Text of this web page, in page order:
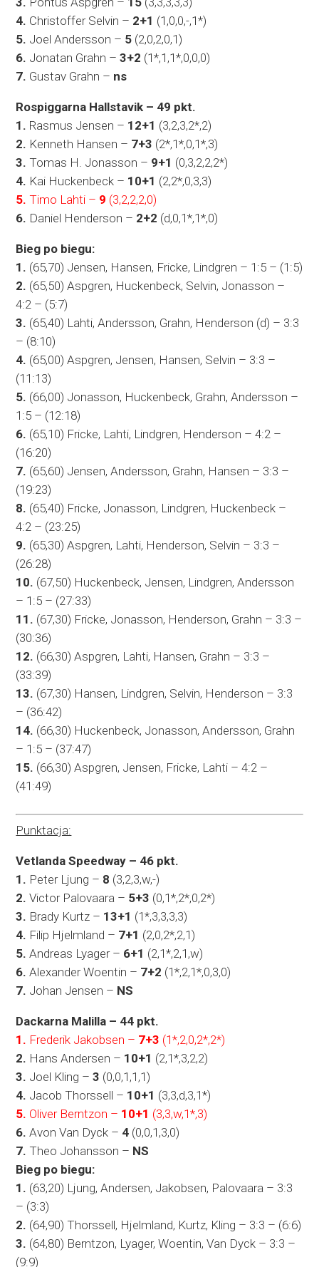
4. Christoffer Selvin – 2+1 (1,0,0,-,1*)
5. Joel Andersson – 5 (2,0,2,0,1)
6. Jonatan Grahn –3+2 (1*,1,1*,0,0,0)
7. Gustav Grahn – ns
Rospiggarna Hallstavik – 49 pkt.
1. Rasmus Jensen – 12+1 (3,2,3,2*,2)
2. Kenneth Hansen – 7+3 (2*,1*,0,1*,3)
3. Tomas H. Jonasson – 9+1 (0,3,2,2,2*)
4. Kai Huckenbeck – 10+1 (2,2*,0,3,3)
5. Timo Lahti – 9 (3,2,2,2,0)
6. Daniel Henderson – 2+2 (d,0,1*,1*,0)
Bieg po biegu:
1. (65,70) Jensen, Hansen, Fricke, Lindgren – 1:5 – (1:5)
2. (65,50) Aspgren, Huckenbeck, Selvin, Jonasson –
4:2 – (5:7)
3. (65,40) Lahti, Andersson, Grahn, Henderson (d) – 3:3
– (8:10)
4. (65,00) Aspgren, Jensen, Hansen, Selvin – 3:3 –
(11:13)
5. (66,00) Jonasson, Huckenbeck, Grahn, Andersson –
1:5 – (12:18)
6. (65,10) Fricke, Lahti, Lindgren, Henderson – 4:2 –
(16:20)
7. (65,60) Jensen, Andersson, Grahn, Hansen – 3:3 –
(19:23)
8. (65,40) Fricke, Jonasson, Lindgren, Huckenbeck –
4:2 – (23:25)
9. (65,30) Aspgren, Lahti, Henderson, Selvin – 3:3 –
(26:28)
10. (67,50) Huckenbeck, Jensen, Lindgren, Andersson
– 1:5 – (27:33)
11. (67,30) Fricke, Jonasson, Henderson, Grahn – 3:3 –
(30:36)
12. (66,30) Aspgren, Lahti, Hansen, Grahn – 3:3 –
(33:39)
13. (67,30) Hansen, Lindgren, Selvin, Henderson – 3:3
– (36:42)
14. (66,30) Huckenbeck, Jonasson, Andersson, Grahn
– 1:5 – (37:47)
15. (66,30) Aspgren, Jensen, Fricke, Lahti – 4:2 –
(41:49)
Punktacja:
Vetlanda Speedway – 46 pkt.
1. Peter Ljung – 8 (3,2,3,w,-)
2. Victor Palovaara – 5+3 (0,1*,2*,0,2*)
3. Brady Kurtz – 13+1 (1*,3,3,3,3)
4. Filip Hjelmland – 7+1 (2,0,2*,2,1)
5. Andreas Lyager – 6+1 (2,1*,2,1,w)
6. Alexander Woentin – 7+2 (1*,2,1*,0,3,0)
7. Johan Jensen – NS
Dackarna Malilla – 44 pkt.
1. Frederik Jakobsen – 7+3 (1*,2,0,2*,2*)
2. Hans Andersen – 10+1 (2,1*,3,2,2)
3. Joel Kling –3 (0,0,1,1,1)
4. Jacob Thorssell – 10+1 (3,3,d,3,1*)
5. Oliver Berntzon – 10+1 (3,3,w,1*,3)
6. Avon Van Dyck – 4 (0,0,1,3,0)
7. Theo Johansson – NS
Bieg po biegu:
1. (63,20) Ljung, Andersen, Jakobsen, Palovaara – 3:3
– (3:3)
2. (64,90) Thorssell, Hjelmland, Kurtz, Kling – 3:3 – (6:6)
3. (64,80) Berntzon, Lyager, Woentin, Van Dyck – 3:3 –
(9:9)